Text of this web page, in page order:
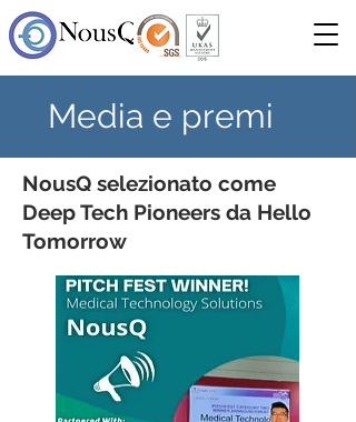
Media e premi
NousQ selezionato come
Deep Tech Pioneers da Hello
Tomorrow